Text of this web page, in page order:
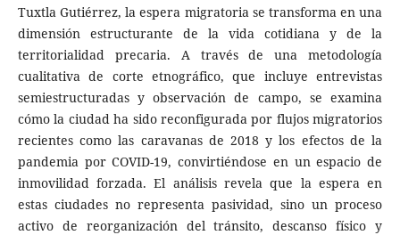
Tuxtla Gutiérrez, la espera migratoria se transforma en una
dimensión estructurante de la vida cotidiana y de la
territorialidad precaria. A través de una metodología
cualitativa de corte etnográfico, que incluye entrevistas
semiestructuradas y observación de campo, se examina
cómo la ciudad ha sido reconfigurada por flujos migratorios
recientes como las caravanas de 2018 y los efectos de la
pandemia por COVID-19, convirtiéndose en un espacio de
inmovilidad forzada. El análisis revela que la espera en
estas ciudades no representa pasividad, sino un proceso
activo de reorganización del tránsito, descanso físico y